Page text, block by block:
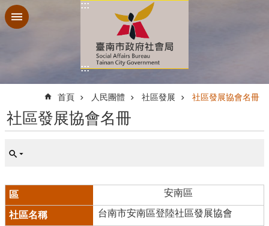
跳到主要內容區塊
:::
:::
首頁 人民團體 社區發展 社區發展協會名冊
社區發展協會名冊
安南區
台南市安南區登陸社區發展協會